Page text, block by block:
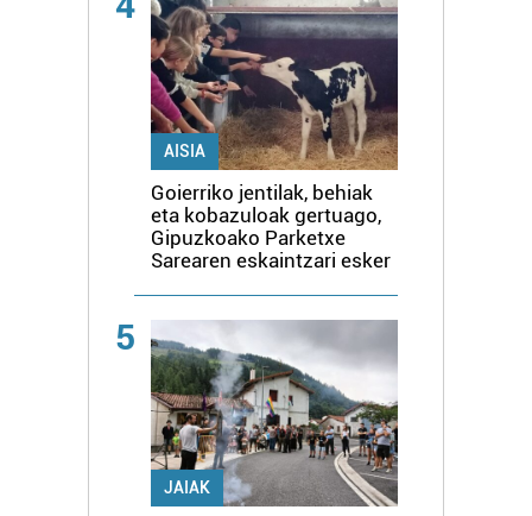
AISIA
Goierriko jentilak, behiak
eta kobazuloak gertuago,
Gipuzkoako Parketxe
Sarearen eskaintzari esker
5
JAIAK